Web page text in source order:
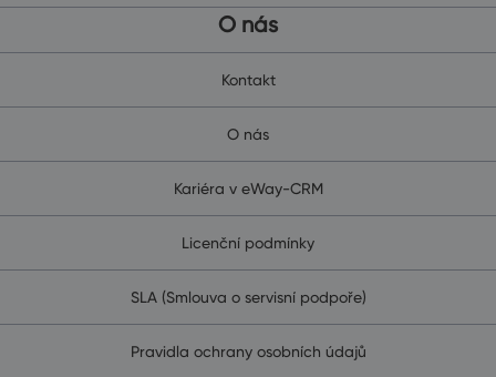
O nás
Kontakt
O nás
Kariéra v eWay-CRM
Licenční podmínky
SLA (Smlouva o servisní podpoře)
Pravidla ochrany osobních údajů